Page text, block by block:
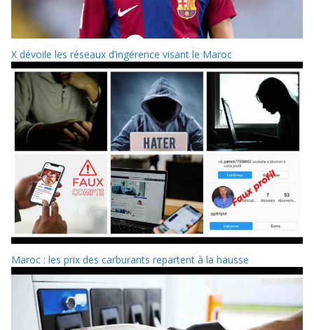
X dévoile les réseaux d’ingérence visant le Maroc
Maroc : les prix des carburants repartent à la hausse